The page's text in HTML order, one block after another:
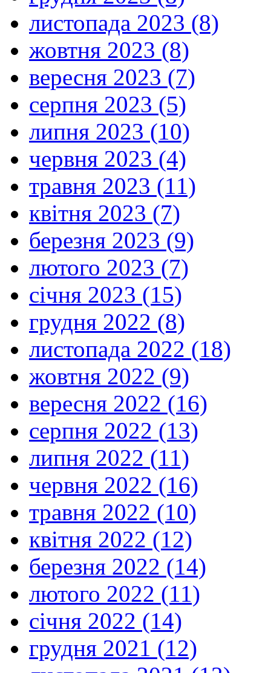
листопада 2023 (8)
жовтня 2023 (8)
вересня 2023 (7)
серпня 2023 (5)
липня 2023 (10)
червня 2023 (4)
травня 2023 (11)
квітня 2023 (7)
березня 2023 (9)
лютого 2023 (7)
січня 2023 (15)
грудня 2022 (8)
листопада 2022 (18)
жовтня 2022 (9)
вересня 2022 (16)
серпня 2022 (13)
липня 2022 (11)
червня 2022 (16)
травня 2022 (10)
квітня 2022 (12)
березня 2022 (14)
лютого 2022 (11)
січня 2022 (14)
грудня 2021 (12)